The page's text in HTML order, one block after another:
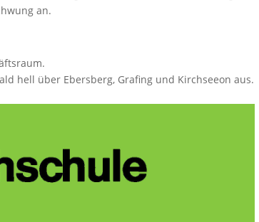
an.
hell über Ebersberg, Grafing und Kirchseeon aus.